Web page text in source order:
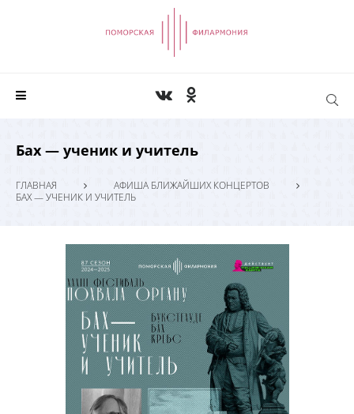
Бах — ученик и учитель
ГЛАВНАЯ
АФИША БЛИЖАЙШИХ КОНЦЕРТОВ
БАХ — УЧЕНИК И УЧИТЕЛЬ